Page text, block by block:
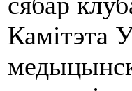
Камітэта